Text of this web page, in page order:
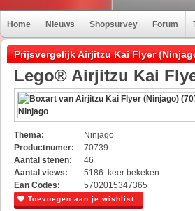
Home Nieuws Shopsurvey Forum
Prijsvergelijk Airjitzu Kai Flyer
Lego® Airjitzu Kai
Thema:
Ninjago
Productnumer:
70739
Aantal stenen:
46
Aantal views:
5186 keer bekeken
Ean Codes:
5702015347365
Toevoegen aan je wishlist